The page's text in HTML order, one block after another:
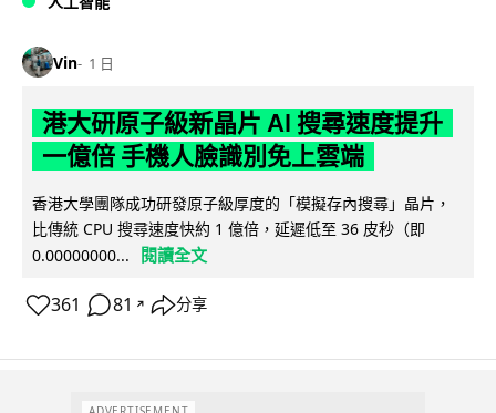
Vin 1 日
港大研原子級新晶片 AI 搜尋速度提升
一億倍 手機人臉識別免上雲端
香港大學團隊成功研發原子級厚度的「模擬存內搜尋」晶片，
比傳統 CPU 搜尋速度快約 1 億倍，延遲低至 36 皮秒（即
0.00000000...
閱讀全文
361 81 ↗ 分享